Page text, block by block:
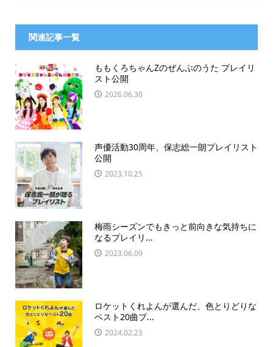
関連記事一覧
ももくろちゃんZのぜんぶのうた プレイリ
スト公開
2026.06.30
声優活動30周年、保志総一朗プレイリスト
公開
2023.10.25
梅雨シーズンでもきっと前向きな気持ちに
なるプレイリ...
2023.06.09
ロケットくれよんが選んだ、色とりどりな
ベスト20曲プ...
2024.02.23